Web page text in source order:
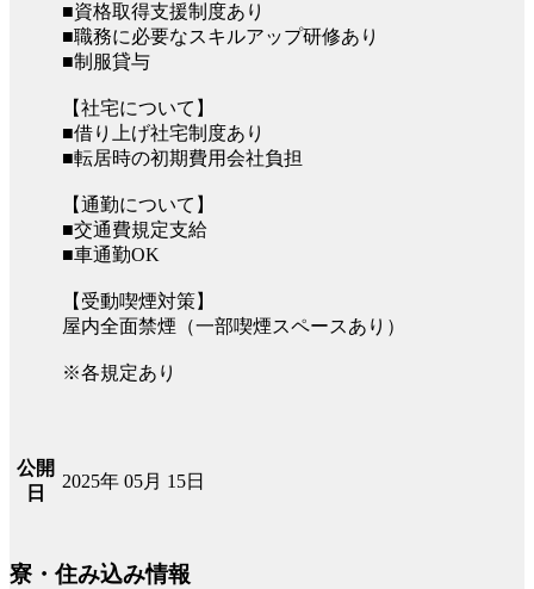
■資格取得支援制度あり
■職務に必要なスキルアップ研修あり
■制服貸与
【社宅について】
■借り上げ社宅制度あり
■転居時の初期費用会社負担
【通勤について】
■交通費規定支給
■車通勤OK
【受動喫煙対策】
屋内全面禁煙（一部喫煙スペースあり）
※各規定あり
公開
日
2025年 05月 15日
寮・住み込み情報